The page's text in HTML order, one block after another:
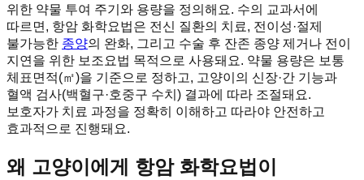
위한 약물 투여 주기와 용량을 정의해요. 수의 교과서에
따르면, 항암 화학요법은 전신 질환의 치료, 전이성·절제
불가능한 종양의 완화, 그리고 수술 후 잔존 종양 제거나 전이
지연을 위한 보조요법 목적으로 사용돼요. 약물 용량은 보통
체표면적(㎡)을 기준으로 정하고, 고양이의 신장·간 기능과
혈액 검사(백혈구·호중구 수치) 결과에 따라 조절돼요.
보호자가 치료 과정을 정확히 이해하고 따라야 안전하고
효과적으로 진행돼요.
왜 고양이에게 항암 화학요법이